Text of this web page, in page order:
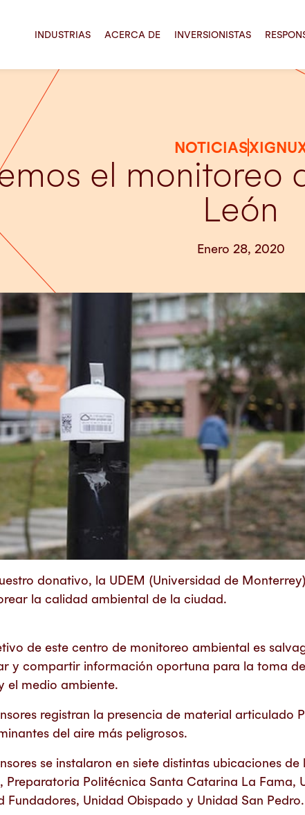
INDUSTRIAS ACERCA DE INVERSIONISTAS
NOTICIAS
el monitoreo
León
Enero 28, 2020
donativo, la UDEM (Universidad de
la calidad ambiental de la ciudad.
de este centro de monitoreo ambiental es
y compartir información oportuna para la toma
el medio ambiente.
registran la presencia de material articulado
del aire más peligrosos.
se instalaron en siete distintas ubicaciones
Preparatoria Politécnica Santa Catarina La Fama,
Fundadores, Unidad Obispado y Unidad San Pedro.